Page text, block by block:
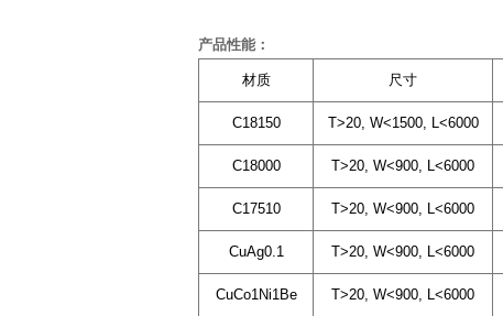
产品性能：
材质 尺寸
C18150 T>20, W<1500, L<6000
C18000 T>20, W<900, L<6000
C17510 T>20, W<900, L<6000
CuAg0.1 T>20, W<900, L<6000
CuCo1Ni1Be T>20, W<900, L<6000